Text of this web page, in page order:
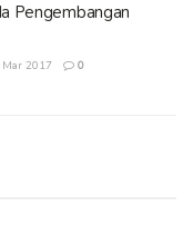
Pengembangan
2017 0